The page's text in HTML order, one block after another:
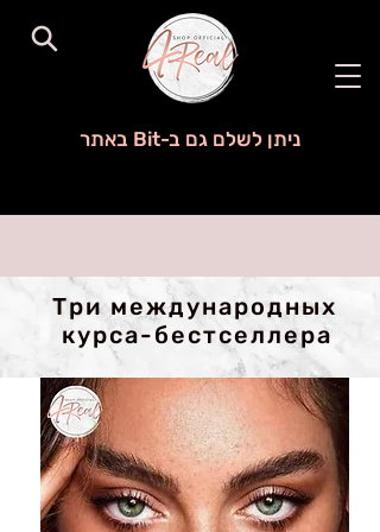
ניתן לשלם גם ב-Bit באתר
Три международных
курса-бестселлера